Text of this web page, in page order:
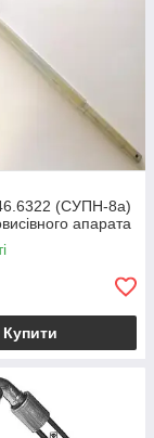
(СУПН-8а)
апарата
Купити